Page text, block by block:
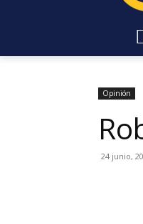
Opinión
24 junio,